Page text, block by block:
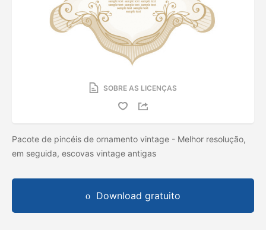
SOBRE AS LICENÇAS
Pacote de pincéis de ornamento vintage - Melhor resolução,
em seguida, escovas vintage antigas
Download gratuito